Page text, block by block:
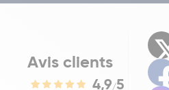
Avis clients
4,9/5